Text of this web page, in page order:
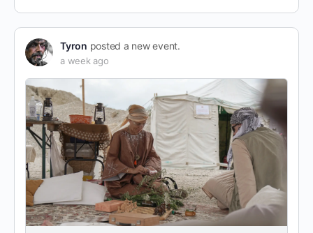
Tyron posted a new event.
a week ago